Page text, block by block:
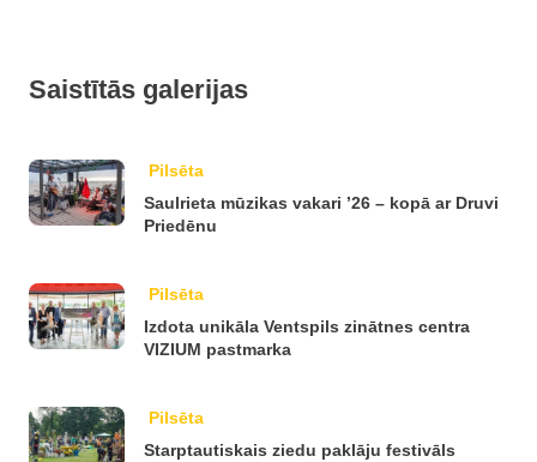
Saistītās galerijas
Pilsēta
Saulrieta mūzikas vakari ’26 – kopā ar Druvi
Priedēnu
Pilsēta
Izdota unikāla Ventspils zinātnes centra
VIZIUM pastmarka
Pilsēta
Starptautiskais ziedu paklāju festivāls